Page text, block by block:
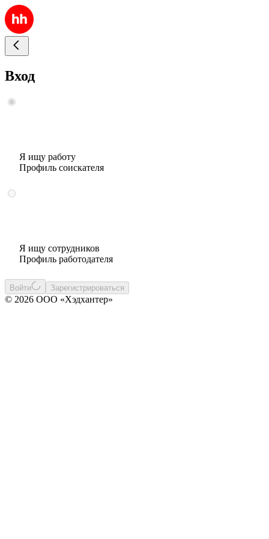
Вход
Я ищу работу
Профиль соискателя
Я ищу сотрудников
Профиль работодателя
Войти Зарегистрироваться
© 2026 ООО «Хэдхантер»